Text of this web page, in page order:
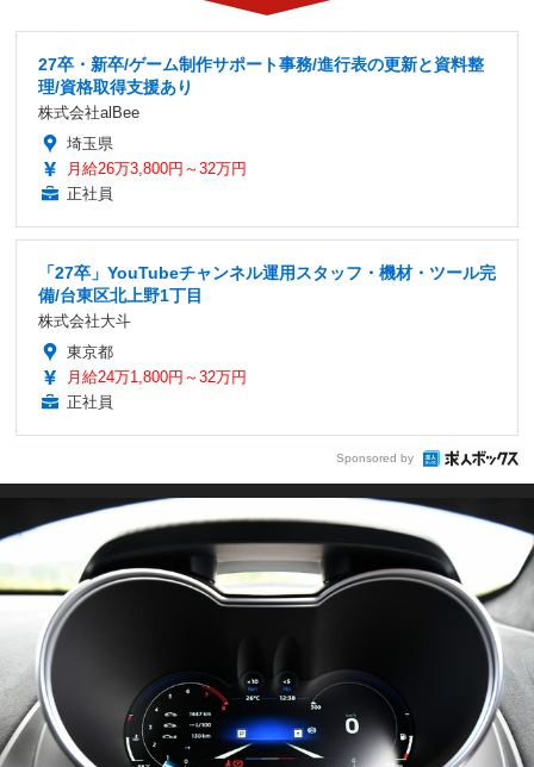
27卒・新卒/ゲーム制作サポート事務/進行表の更新と資料整
理/資格取得支援あり
株式会社alBee
埼玉県
月給26万3,800円～32万円
正社員
「27卒」YouTubeチャンネル運用スタッフ・機材・ツール完
備/台東区北上野1丁目
株式会社大斗
東京都
月給24万1,800円～32万円
正社員
Sponsored by